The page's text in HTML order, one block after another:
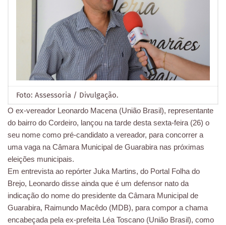
Foto: Assessoria / Divulgação.
O ex-vereador Leonardo Macena (União Brasil), representante
do bairro do Cordeiro, lançou na tarde desta sexta-feira (26) o
seu nome como pré-candidato a vereador, para concorrer a
uma vaga na Câmara Municipal de Guarabira nas próximas
eleições municipais.
Em entrevista ao repórter Juka Martins, do Portal Folha do
Brejo, Leonardo disse ainda que é um defensor nato da
indicação do nome do presidente da Câmara Municipal de
Guarabira, Raimundo Macêdo (MDB), para compor a chama
encabeçada pela ex-prefeita Léa Toscano (União Brasil), como